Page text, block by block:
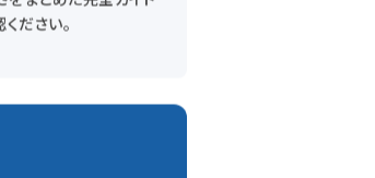
ださい。